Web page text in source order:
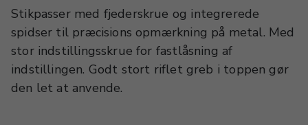
Stikpasser med fjederskrue og integrerede
spidser til præcisions opmærkning på metal. Med
stor indstillingsskrue for fastlåsning af
indstillingen. Godt stort riflet greb i toppen gør
den let at anvende.